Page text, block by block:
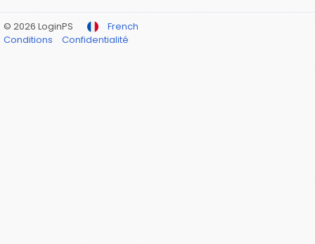
© 2026 LoginPS
French
Conditions
Confidentialité